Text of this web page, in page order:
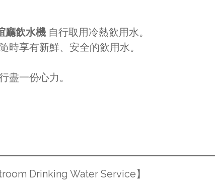
廳飲水機 自行取用冷熱飲用水。
時享有新鮮、安全的飲用水。
盡一份心力。
Drinking Water Service】